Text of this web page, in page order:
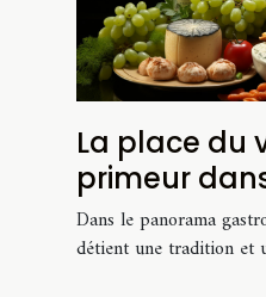
La place du
primeur
française
Dans le panorama
détient une tradition et